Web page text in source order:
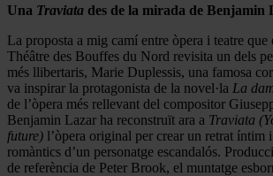
Una Traviata des de la mirada de Benjamin
La proposta a mig camí entre òpera i teatre que
Théâtre des Bouffes du Nord revisita un dels
més llibertaris, Marie Duplessis, una famosa
va inspirar la protagonista de la novel·la La
de l’òpera més rellevant del compositor
Benjamin Lazar ha reconstruït ara a Traviata
future) l’òpera original per crear un retrat íntim
romàntics d’un personatge escandalós.
de referència de Peter Brook, el muntatge